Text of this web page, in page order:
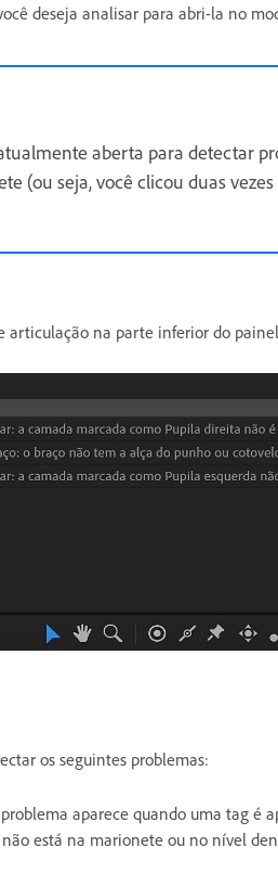
deseja analisar para abri-la no
aberta para detectar
(ou seja, você clicou duas
articulação na parte inferior do
os seguintes problemas:
aparece quando uma tag é
está na marionete ou no nível